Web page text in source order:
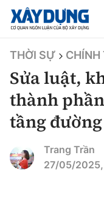
TIN BỘ XÂY DỰNG
CHUYÊN MỤC
Mới nhất
THỜI SỰ CHÍNH
Sửa luật,
thành
tầng
Trang Trần
27/05/2025,